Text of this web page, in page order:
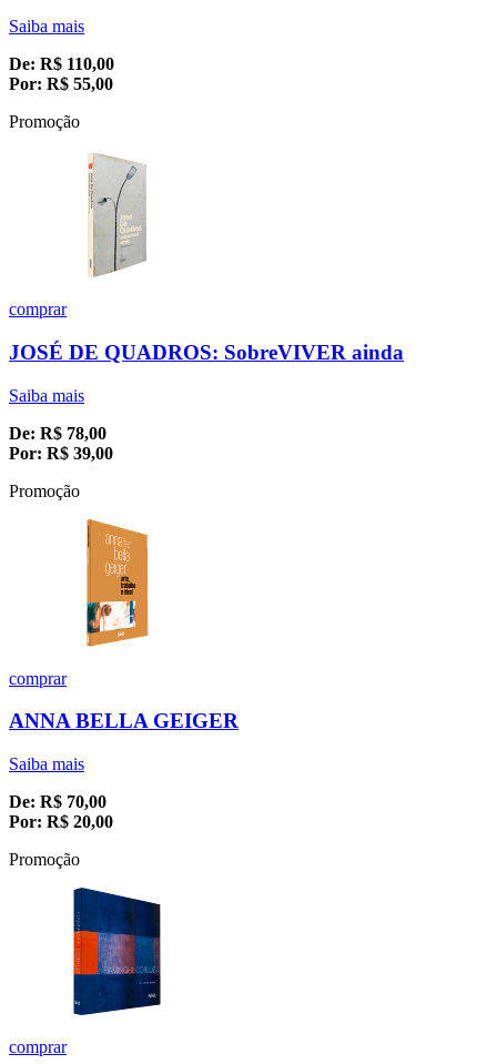
Saiba mais
De: R$ 110,00
Por: R$ 55,00
Promoção
comprar
JOSÉ DE QUADROS: SobreVIVER ainda
Saiba mais
De: R$ 78,00
Por: R$ 39,00
Promoção
comprar
ANNA BELLA GEIGER
Saiba mais
De: R$ 70,00
Por: R$ 20,00
Promoção
comprar